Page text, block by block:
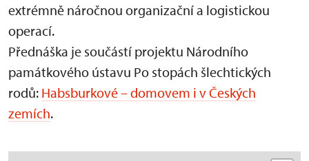
extrémně náročnou organizační a logistickou
operací.
Přednáška je součástí projektu Národního
památkového ústavu Po stopách šlechtických
rodů: Habsburkové – domovem i v Českých
zemích.